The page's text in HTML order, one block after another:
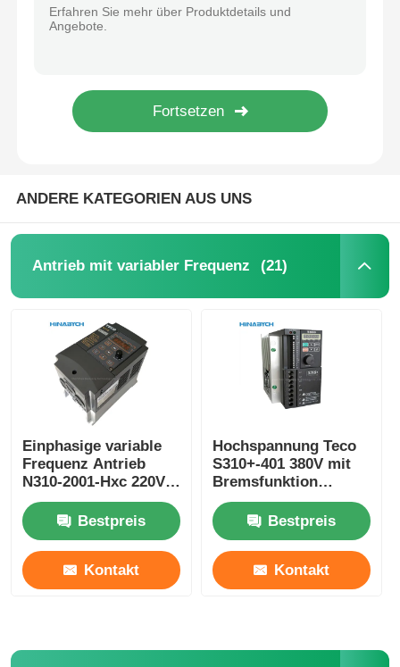
Roboter-Gelenkmotor
AC-SERVOMOTOR
ANDERE KATEGORIEN AUS UNS
Antrieb mit variabler Frequenz (21)
Einphasige variable
Frequenz Antrieb
N310-2001-Hxc 220V
0,75kw VFD Antrieb
Teco
Bestpreis
Kontakt
Hochspannung Teco
S310+-401 380V mit
Bremsfunktion
/402/403/405-H3bcdc
Bestpreis
Kontakt